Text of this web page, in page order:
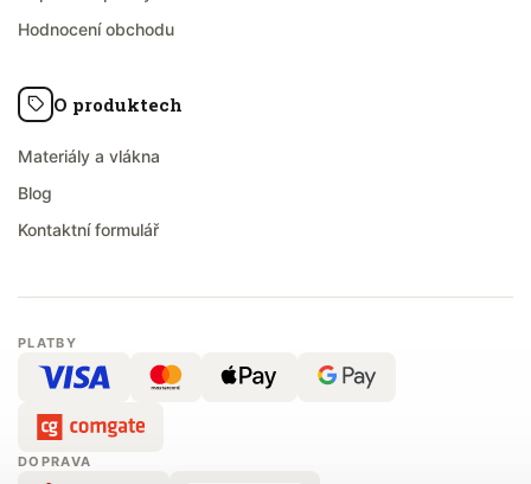
Hodnocení obchodu
O produktech
Materiály a vlákna
Blog
Kontaktní formulář
PLATBY
DOPRAVA